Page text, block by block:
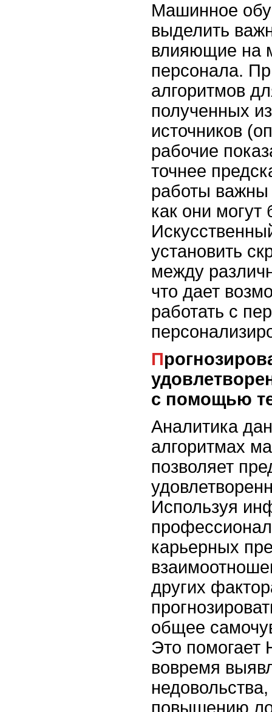
Машинное
выделить
влияющие на
персонала.
алгоритмов
полученных
источников
рабочие
точнее
работы важны
как они
установить
между
что дает
работать с
Прогнозирование
с помощью
Аналитика
алгоритмах
позволяет
Используя
карьерных
других
общее
Это помогает
вовремя
повышению